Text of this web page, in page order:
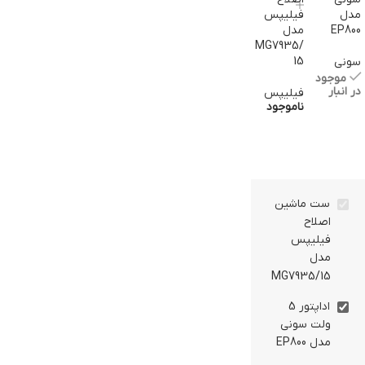
مدل
EP800
سونی
موجود
در انبار
فیلیپس
مدل
MG7935/
15
فیلیپس
ناموجود
ست ماشین
اصلاح
فیلیپس
مدل
MG7935/15
اداپتور 5
ولت سونی
مدل EP800